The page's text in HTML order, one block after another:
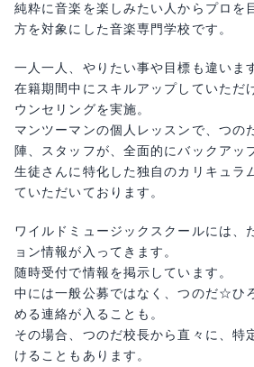
純粋に音楽を楽しみたい人からプロを
方を対象にした音楽専門学校です。
一人一人、やりたい事や目標も違いま
在籍期間中にスキルアップしていただ
ウンセリングを実施。
マンツーマンの個人レッスンで、つの
陣、スタッフが、全面的にバックアッ
生徒さんに特化した独自のカリキュラ
ていただいております。
ワイルドミュージックスクールには、
ョン情報が入ってきます。
随時受付で情報を掲示しています。
中には一般公募ではなく、つのだ☆ひ
める連絡が入ることも。
その場合、つのだ校長から直々に、特
けることもあります。